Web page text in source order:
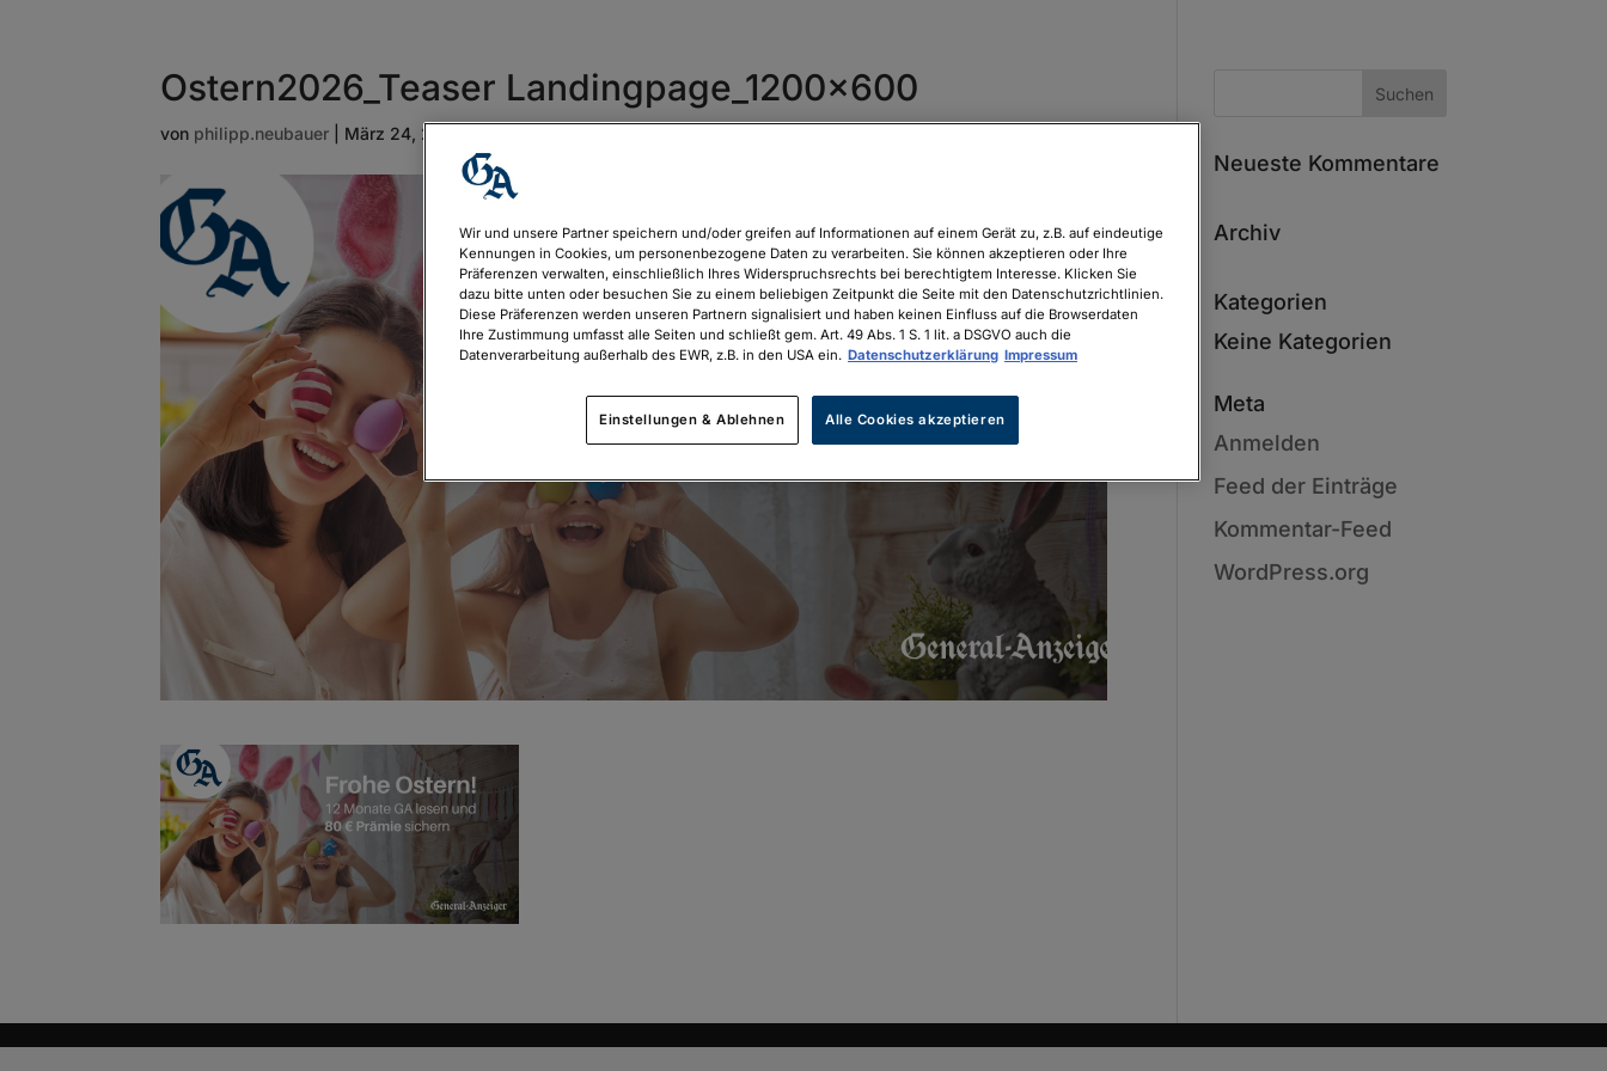
Ostern2026_Teaser Landingpage_1200x600
von philipp.neubauer März 24, 2026
Neueste Kommentare
Archiv
Kategorien
Keine Kategorien
Meta
Anmelden
Feed der Einträge
Kommentar-Feed
WordPress.org
Wir und unsere Partner speichern und/oder greifen auf Informationen auf einem Gerät zu, z.B. auf eindeutige
Kennungen in Cookies, um personenbezogene Daten zu verarbeiten. Sie können akzeptieren oder Ihre
Präferenzen verwalten, einschließlich Ihres Widerspruchsrechts bei berechtigtem Interesse. Klicken Sie
dazu bitte unten oder besuchen Sie zu einem beliebigen Zeitpunkt die Seite mit den Datenschutzrichtlinien.
Diese Präferenzen werden unseren Partnern signalisiert und haben keinen Einfluss auf die Browserdaten
Ihre Zustimmung umfasst alle Seiten und schließt gem. Art. 49 Abs. 1 S. 1 lit. a DSGVO auch die
Datenverarbeitung außerhalb des EWR, z.B. in den USA ein. Datenschutzerklärung Impressum
Einstellungen & Ablehnen Alle Cookies akzeptieren